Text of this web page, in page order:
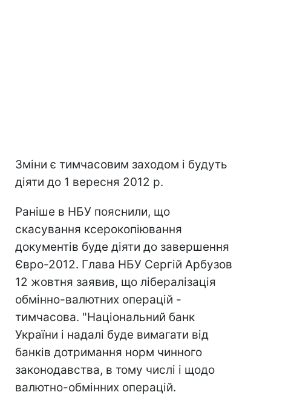
Зміни є тимчасовим заходом і будуть
діяти до 1 вересня 2012 р.
Раніше в НБУ пояснили, що
скасування ксерокопіювання
документів буде діяти до завершення
Євро-2012. Глава НБУ Сергій Арбузов
12 жовтня заявив, що лібералізація
обмінно-валютних операцій -
тимчасова. "Національний банк
України і надалі буде вимагати від
банків дотримання норм чинного
законодавства, в тому числі і щодо
валютно-обмінних операцій.